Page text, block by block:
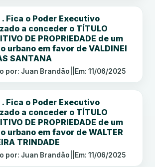
. Fica o Poder Executivo
a conceder o TÍTULO
DE PROPRIEDADE de um
urbano em favor de VALDINEI
SANTANA
por: Juan Brandão Em: 11/06/2025
. Fica o Poder Executivo
a conceder o TÍTULO
DE PROPRIEDADE de um
urbano em favor de WALTER
TRINDADE
por: Juan Brandão Em: 11/06/2025